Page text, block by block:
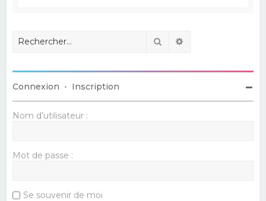
Rechercher
Connexion • Inscription
Nom d’utilisateur :
Mot de passe :
Se souvenir de moi